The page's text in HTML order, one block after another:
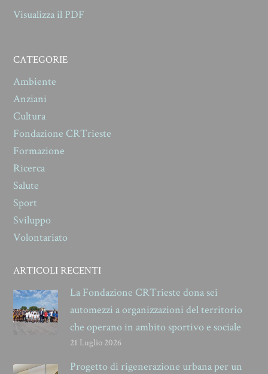
Visualizza il PDF
CATEGORIE
Ambiente
Anziani
Cultura
Fondazione CRTrieste
Formazione
Ricerca
Salute
Sport
Sviluppo
Volontariato
ARTICOLI RECENTI
La Fondazione CRTrieste dona sei
automezzi a organizzazioni del territorio
che operano in ambito sportivo e sociale
21 Luglio 2026
Progetto di rigenerazione urbana per un